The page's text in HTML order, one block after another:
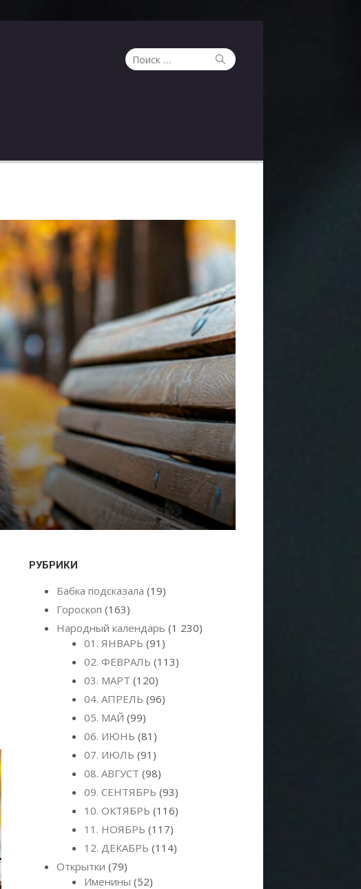
Поиск
по:
Поиск
РУБРИКИ
Бабка подсказала (19)
Гороскоп (163)
Народный календарь (1 230)
01. ЯНВАРЬ (91)
02. ФЕВРАЛЬ (113)
03. МАРТ (120)
04. АПРЕЛЬ (96)
05. МАЙ (99)
06. ИЮНЬ (81)
07. ИЮЛЬ (91)
08. АВГУСТ (98)
09. СЕНТЯБРЬ (93)
10. ОКТЯБРЬ (116)
11. НОЯБРЬ (117)
12. ДЕКАБРЬ (114)
Открытки (79)
Именины (52)